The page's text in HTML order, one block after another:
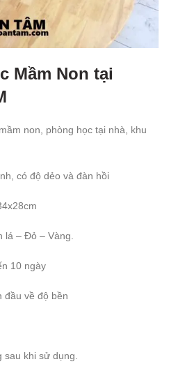
Mầm Non tại
non, phòng học tại nhà, khu
có độ dẻo và đàn hồi
lá – Đỏ – Vàng.
10 ngày
đầu về độ bền
khi sử dụng.